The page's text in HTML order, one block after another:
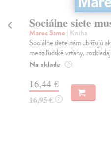
Sociálne siete
Marec Samo| Kniha
Sociálne siete nám ubližujú
medziľudské vzťahy,
Na sklade ?
16,44 €
16,95 € ?